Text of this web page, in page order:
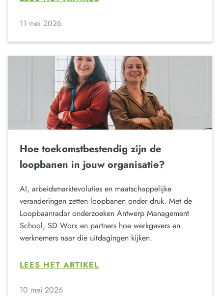
11 mei 2026
Hoe toekomstbestendig zijn de
loopbanen in jouw organisatie?
AI, arbeidsmarktevoluties en maatschappelijke
veranderingen zetten loopbanen onder druk. Met de
Loopbaanradar onderzoeken Antwerp Management
School, SD Worx en partners hoe werkgevers en
werknemers naar die uitdagingen kijken.
LEES HET ARTIKEL
10 mei 2026